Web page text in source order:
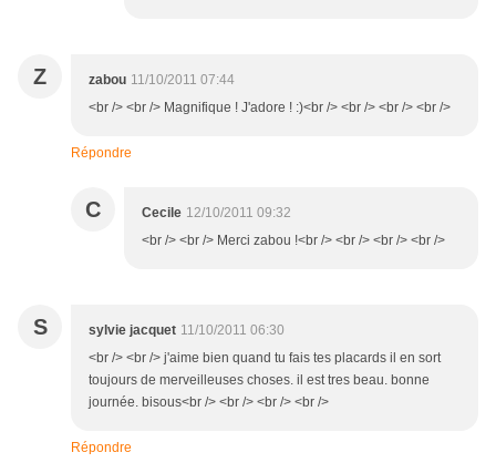
Z zabou 11/10/2011 07:44
<br /> <br /> Magnifique ! J'adore ! :)<br /> <br /> <br /> <br />
Répondre
C Cecile 12/10/2011 09:32
<br /> <br /> Merci zabou !<br /> <br /> <br /> <br />
S sylvie jacquet 11/10/2011 06:30
<br /> <br /> j'aime bien quand tu fais tes placards il en sort
toujours de merveilleuses choses. il est tres beau. bonne
journée. bisous<br /> <br /> <br /> <br />
Répondre